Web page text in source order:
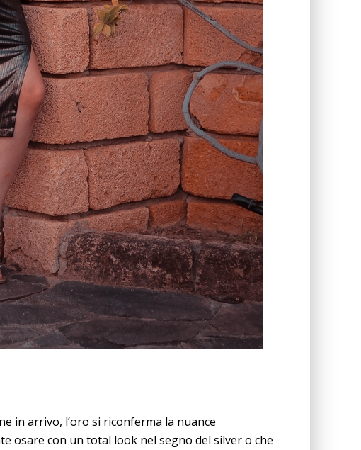
in arrivo, l’oro si riconferma la nuance
osare con un total look nel segno del silver o che